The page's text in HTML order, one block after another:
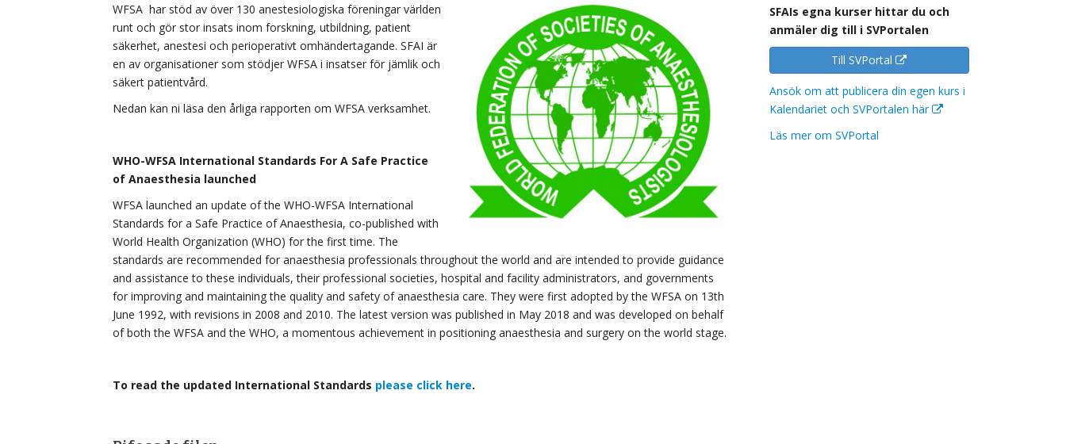
WFSA har stöd av över 130 anestesiologiska föreningar världen
runt och gör stor insats inom forskning, utbildning, patient
säkerhet, anestesi och perioperativt omhändertagande. SFAI är
en av organisationer som stödjer WFSA i insatser för jämlik och
säkert patientvård.
Nedan kan ni läsa den årliga rapporten om WFSA verksamhet.
WHO-WFSA International Standards For A Safe Practice
of Anaesthesia launched
WFSA launched an update of the WHO-WFSA International
Standards for a Safe Practice of Anaesthesia, co-published with
World Health Organization (WHO) for the first time. The
standards are recommended for anaesthesia professionals throughout the world and are intended to provide guidance
and assistance to these individuals, their professional societies, hospital and facility administrators, and governments
for improving and maintaining the quality and safety of anaesthesia care. They were first adopted by the WFSA on 13th
June 1992, with revisions in 2008 and 2010. The latest version was published in May 2018 and was developed on behalf
of both the WFSA and the WHO, a momentous achievement in positioning anaesthesia and surgery on the world stage.
To read the updated International Standards please click here.
SFAIs egna kurser hittar du och
anmäler dig till i SVPortalen
Till SVPortal
Ansök om att publicera din egen kurs i
Kalendariet och SVPortalen här
Läs mer om SVPortal